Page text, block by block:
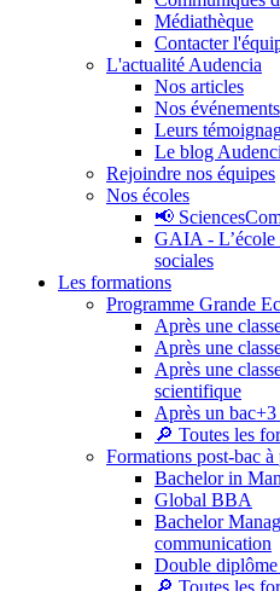
Médiathèque
Contacter
L'actualité Audencia
Nos articles
Nos événements
Leurs
Le blog
Rejoindre nos équipes
Nos écoles
📢
GAIA - L’école
sociales
Les formations
Programme Grande
Après une
Après une
Après une
scientifique
Après un
🔎 Toutes les
Formations post-bac à
Bachelor in
Global BBA
Bachelor
communication
Double
🔎 Toutes les